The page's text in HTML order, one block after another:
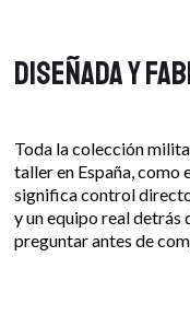
Diseñada y
Toda la colección
taller en España, como
significa control
y un equipo real detrás
preguntar antes de